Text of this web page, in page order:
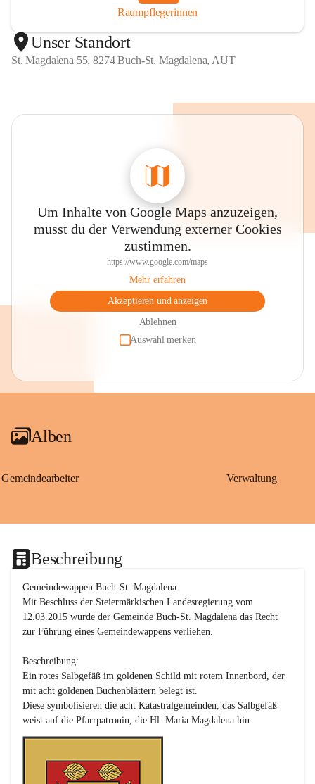
Raumpflegerinnen
Unser Standort
St. Magdalena 55, 8274 Buch-St. Magdalena, AUT
Um Inhalte von Google Maps anzuzeigen,
musst du der Verwendung externer Cookies
zustimmen.
https://www.google.com/maps
Mehr erfahren
Akzeptieren und anzeigen
Ablehnen
Auswahl merken
Alben
Gemeindearbeiter Verwaltung
Beschreibung
Gemeindewappen Buch-St. Magdalena
Mit Beschluss der Steiermärkischen Landesregierung vom
12.03.2015 wurde der Gemeinde Buch-St. Magdalena das Recht
zur Führung eines Gemeindewappens verliehen.
Beschreibung:
Ein rotes Salbgefäß im goldenen Schild mit rotem Innenbord, der
mit acht goldenen Buchenblättern belegt ist.
Diese symbolisieren die acht Katastralgemeinden, das Salbgefäß